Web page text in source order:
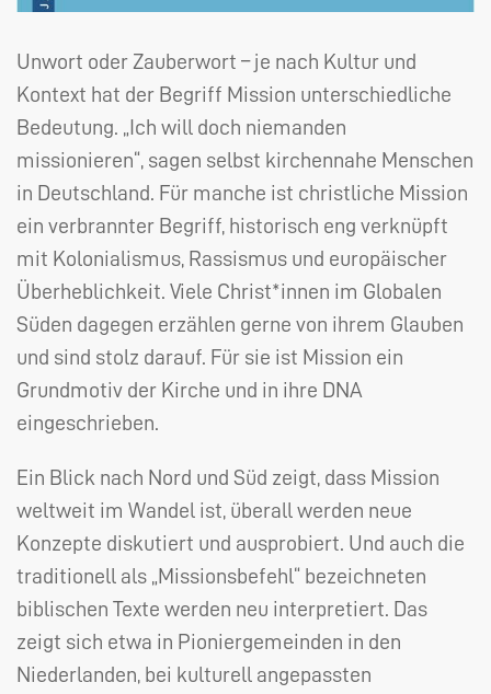
Unwort oder Zauberwort – je nach Kultur und
Kontext hat der Begriff Mission unterschiedliche
Bedeutung. „Ich will doch niemanden
missionieren“, sagen selbst kirchennahe Menschen
in Deutschland. Für manche ist christliche Mission
ein verbrannter Begriff, historisch eng verknüpft
mit Kolonialismus, Rassismus und europäischer
Überheblichkeit. Viele Christ*innen im Globalen
Süden dagegen erzählen gerne von ihrem Glauben
und sind stolz darauf. Für sie ist Mission ein
Grundmotiv der Kirche und in ihre DNA
eingeschrieben.
Ein Blick nach Nord und Süd zeigt, dass Mission
weltweit im Wandel ist, überall werden neue
Konzepte diskutiert und ausprobiert. Und auch die
traditionell als „Missionsbefehl“ bezeichneten
biblischen Texte werden neu interpretiert. Das
zeigt sich etwa in Pioniergemeinden in den
Niederlanden, bei kulturell angepassten